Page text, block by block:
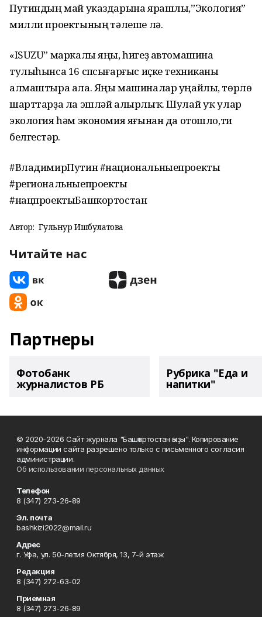
Путиндың май указдарына ярашлы,”Экология”
милли проектының үтәлеше лә.
«ISUZU” маркалы яңы, һигеҙ автомашина
тулыһынса 16 сүпсығарғыс иҫке техниканы
алмаштыра ала. Яңы машиналар уңайлы, төрлө
шарттарҙа ла эшләй алырлыҡ. Шулай уҡ улар
экология һәм экономия яғынан да отошло,ти
белгестәр.
#ВладимирПутин #национальныепроекты
#региональныепроекты
#нацпроектыБашкортостан
Автор: Гульнур Ишбулатова
Читайте нас
Партнеры
Фотобанк
журналистов РБ
Рубрика "Еда и
напитки"
© 2020-2026 Сайт журнала "Башҡортостан ҡыҙы". Копирование
информации сайта разрешено только с письменного согласия
администрации.
Об использовании персональных данных
Телефон
8 (347) 273-26-89
Эл. почта
bashkizi2022@mail.ru
Адрес
г. Уфа, ул. 50-летия Октября, 13, 7-й этаж
Редакция
8 (347) 272-63-02
Приемная
8 (347) 273-26-89